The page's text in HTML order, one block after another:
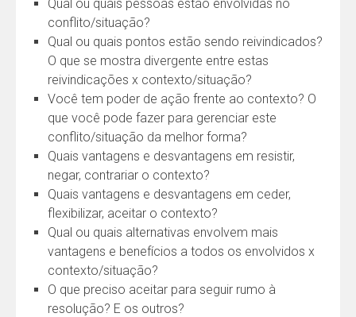
Qual ou quais pessoas estão envolvidas no
conflito/situação?
Qual ou quais pontos estão sendo reivindicados?
O que se mostra divergente entre estas
reivindicações x contexto/situação?
Você tem poder de ação frente ao contexto? O
que você pode fazer para gerenciar este
conflito/situação da melhor forma?
Quais vantagens e desvantagens em resistir,
negar, contrariar o contexto?
Quais vantagens e desvantagens em ceder,
flexibilizar, aceitar o contexto?
Qual ou quais alternativas envolvem mais
vantagens e benefícios a todos os envolvidos x
contexto/situação?
O que preciso aceitar para seguir rumo à
resolução? E os outros?